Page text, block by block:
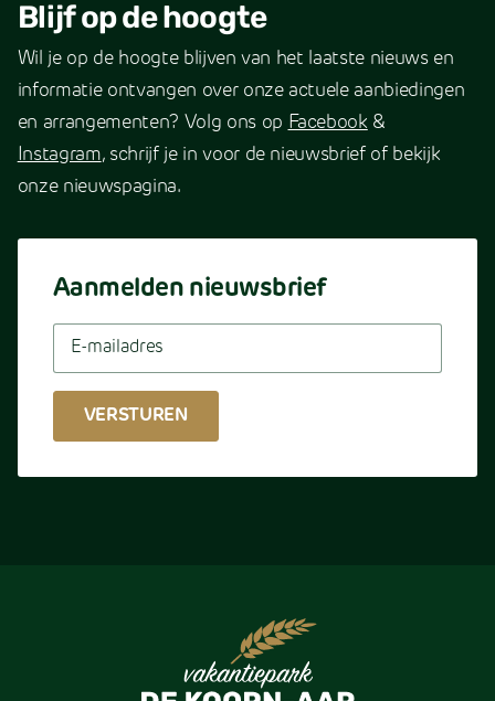
Blijf op de hoogte
Wil je op de hoogte blijven van het laatste nieuws en
informatie ontvangen over onze actuele aanbiedingen
en arrangementen? Volg ons op Facebook &
Instagram, schrijf je in voor de nieuwsbrief of bekijk
onze nieuwspagina.
Aanmelden nieuwsbrief